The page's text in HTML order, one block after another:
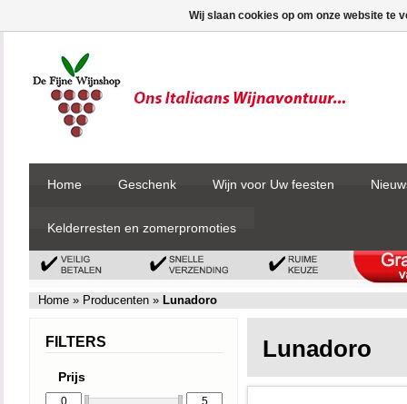
Home Geschenk Wijn voor Uw feesten
Kelderresten en zomerpromoties
Home » Producenten » Lunadoro
Lunadoro
FILTERS
Prijs
Wij slaan cookies op om onze website te